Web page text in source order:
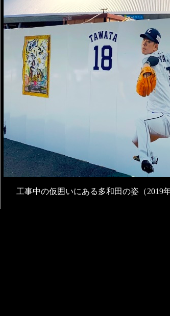
工事中の仮囲いにある多和田の姿（2019